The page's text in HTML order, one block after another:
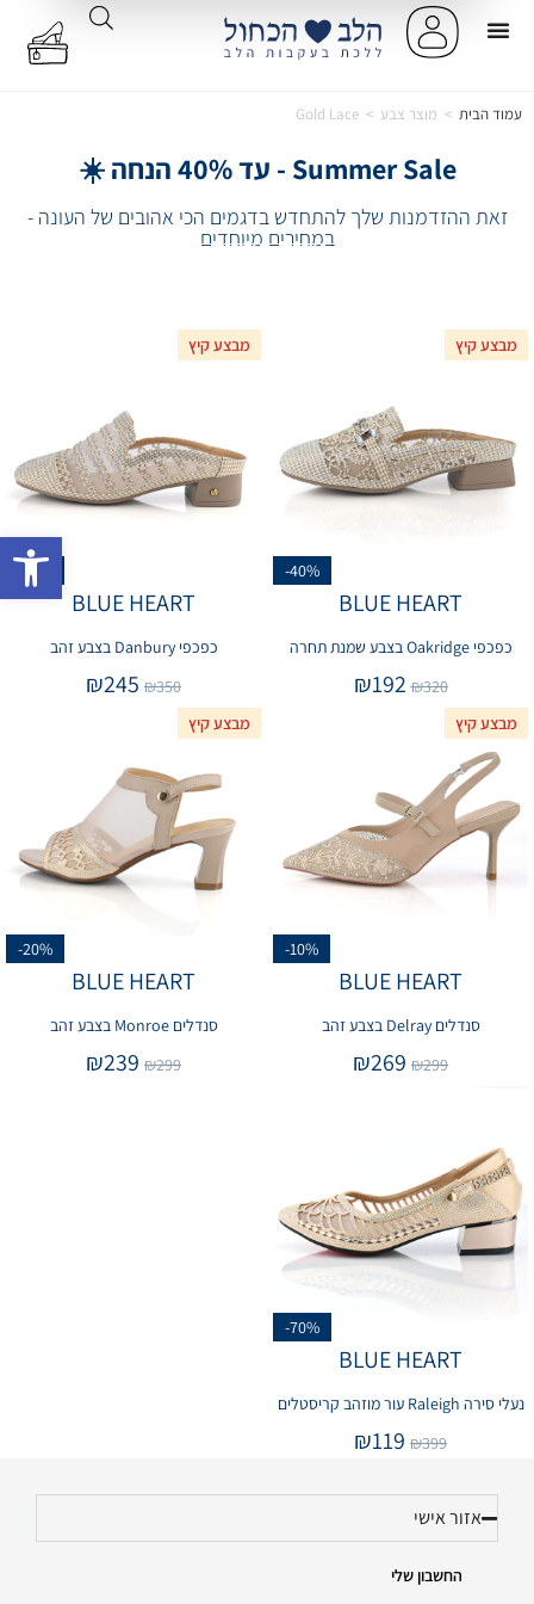
עמוד הבית > מוצר צבע >
Gold Lace
Summer Sale - עד 40% הנחה ☀️
זאת ההזדמנות שלך להתחדש בדגמים הכי אהובים של העונה -
במחירים מיוחדים
מבצע קיץ
-40%
BLUE HEART
כפכפי Oakridge בצבע שמנת תחרה
₪320
₪192
מבצע קיץ
-30%
BLUE HEART
כפכפי Danbury בצבע זהב
₪350
₪245
מבצע קיץ
-10%
BLUE HEART
סנדלים Delray בצבע זהב
₪299
₪269
מבצע קיץ
-20%
BLUE HEART
סנדלים Monroe בצבע זהב
₪299
₪239
-70%
BLUE HEART
נעלי סירה Raleigh עור מוזהב קריסטלים
₪399
₪119
אזור אישי
החשבון שלי